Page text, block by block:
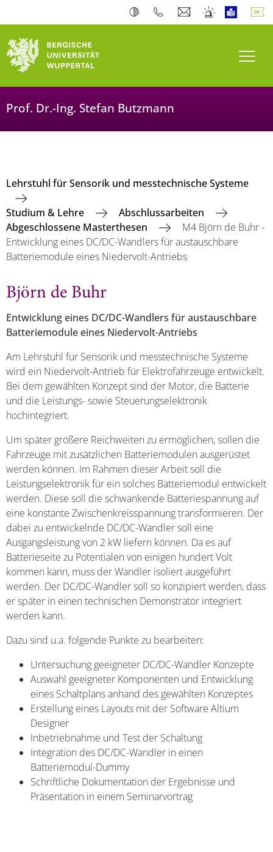
Prof. Dr.-Ing. Stefan Butzmann
Lehrstuhl für Sensorik und messtechnische Systeme
Studium & Lehre
Abschlussarbeiten
Abgeschlossene Masterthesen
M4 Björn de Buhr -
Entwicklung eines DC/DC-Wandlers für austauschbare
Batteriemodule eines Niedervolt-Antriebs
Björn de Buhr
Entwicklung eines DC/DC-Wandlers für austauschbare
Batteriemodule eines Niedervolt-Antriebs
Am Lehrstuhl für Sensorik und messtechnische Systeme
wird ein Niedervolt-Antrieb für Elektrofahrzeuge entwickelt.
Bei dem gewählten Konzept sind der Motor, die Batterie
und die Leistungs- sowie Steuerungselektronik
hochintegriert.
Um später größere Reichweiten zu ermöglichen, sollen die
Fahrzeuge mit zusätzlichen Batteriemodulen ausgerüstet
werden können. Im Rahmen dieser Arbeit soll die
Leistungselektronik für ein solches Batteriemodul entwickelt
werden. Diese soll die schwankende Batteriespannung auf
eine konstante Zwischenkreisspannung transformieren. Der
dabei zu entwickelnde DC/DC-Wandler soll eine
Ausgangsleistung von 2 kW liefern können. Da es auf
Batterieseite zu Potentialen von einigen hundert Volt
kommen kann, muss der Wandler isoliert ausgeführt
werden. Der DC/DC-Wandler soll so konzipiert werden, dass
er später in einen technischen Demonstrator integriert
werden kann.
Dazu sind u.a. folgende Punkte zu bearbeiten:
Untersuchung geeigneter DC/DC-Wandler Konzepte
Auswahl geeigneter Komponenten und Entwicklung
eines Schaltplans anhand des gewählten Konzeptes
Erstellung eines Layouts mit der Software Altium
Designer
Inbetriebnahme und Test der Schaltung
Integration des DC/DC-Wandler in einen
Batteriemodul-Dummy
Schriftliche Dokumentation der Ergebnisse und
Präsentation in einem Seminarvortrag